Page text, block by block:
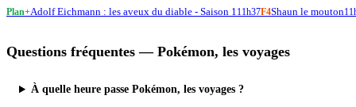
Plan+Adolf Eichmann : les aveux du diable - Saison 111h37F4Shaun le mouton
Questions fréquentes — Pokémon, les voyages
À quelle heure passe Pokémon, les voyages ?